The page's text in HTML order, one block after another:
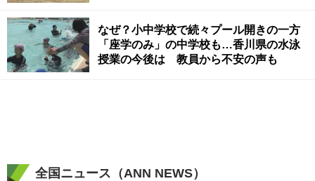
なぜ？小中学校で続々プール開きの一方
「座学のみ」の中学校も…香川県の水泳
授業の今後は 教員から不安の声も
全国ニュース（ANN NEWS）